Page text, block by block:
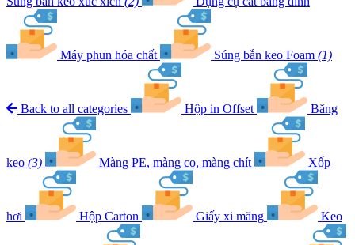
Máy phun hóa chất Súng bắn keo Foam (1)
Back to all categories Hộp in Offset Băng
keo (3) Màng PE, màng co, màng chít Xốp
hơi Hộp Carton Giấy xi măng Keo